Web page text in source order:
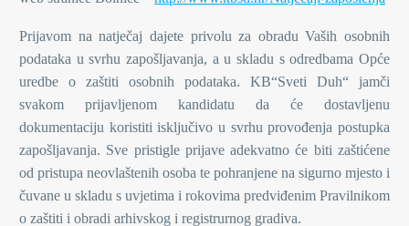
Prijavom na natječaj dajete privolu za obradu Vaših osobnih
podataka u svrhu zapošljavanja, a u skladu s odredbama Opće
uredbe o zaštiti osobnih podataka. KB“Sveti Duh“ jamči
svakom prijavljenom kandidatu da će dostavljenu
dokumentaciju koristiti isključivo u svrhu provođenja postupka
zapošljavanja. Sve pristigle prijave adekvatno će biti zaštićene
od pristupa neovlaštenih osoba te pohranjene na sigurno mjesto i
čuvane u skladu s uvjetima i rokovima predviđenim Pravilnikom
o zaštiti i obradi arhivskog i registrurnog gradiva.